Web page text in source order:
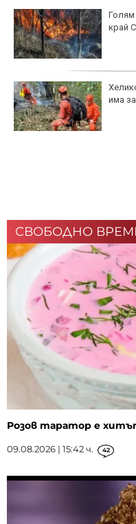
Голям
край
има
СВОБОДНО
Розов таратор е
09.08.2026 | 15:42 ч. 42